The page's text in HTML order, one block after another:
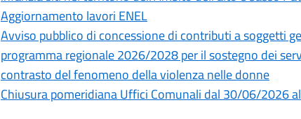
Aggiornamento lavori ENEL
Avviso pubblico di concessione di contributi a soggetti
programma regionale 2026/2028 per il sostegno dei
contrasto del fenomeno della violenza nelle donne
Chiusura pomeridiana Uffici Comunali dal 30/06/2026